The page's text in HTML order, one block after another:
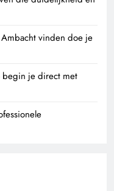
vinden doe je
begin je direct met